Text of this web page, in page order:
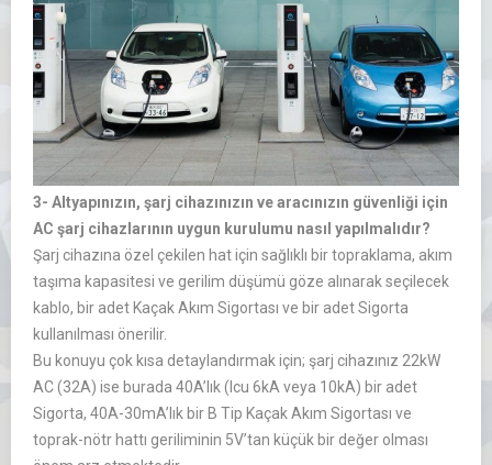
3- Altyapınızın, şarj cihazınızın ve aracınızın güvenliği için
AC şarj cihazlarının uygun kurulumu nasıl yapılmalıdır?
Şarj cihazına özel çekilen hat için sağlıklı bir topraklama, akım
taşıma kapasitesi ve gerilim düşümü göze alınarak seçilecek
kablo, bir adet Kaçak Akım Sigortası ve bir adet Sigorta
kullanılması önerilir.
Bu konuyu çok kısa detaylandırmak için; şarj cihazınız 22kW
AC (32A) ise burada 40A’lık (Icu 6kA veya 10kA) bir adet
Sigorta, 40A-30mA’lık bir B Tip Kaçak Akım Sigortası ve
toprak-nötr hattı geriliminin 5V’tan küçük bir değer olması